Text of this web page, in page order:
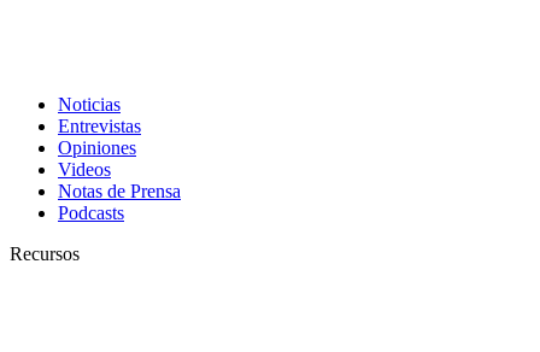
Noticias
Entrevistas
Opiniones
Videos
Notas de Prensa
Podcasts
Recursos